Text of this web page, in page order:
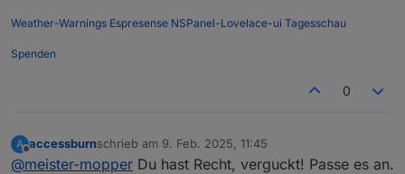
Weather-Warnings Espresense NSPanel-Lovelace-ui Tagesschau
Spenden
0
A
Offline
accessburnschrieb am 9. Feb. 2025, 11:45
zuletzt editiert von
@meister-mopper Du hast Recht, verguckt! Passe es an.